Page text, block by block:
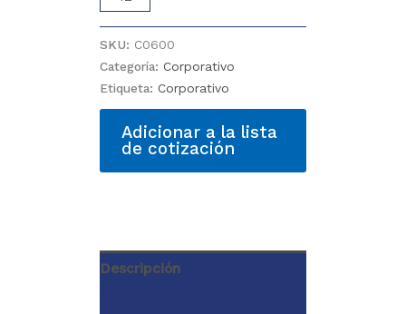
MC
SKU: C0600
Categoría: Corporativo
Etiqueta: Corporativo
Adicionar a la lista
de cotización
Descripción